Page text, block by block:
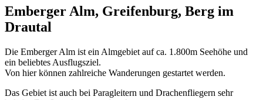
Emberger Alm, Greifenburg, Berg im
Drautal
Die Emberger Alm ist ein Almgebiet auf ca. 1.800m Seehöhe und
ein beliebtes Ausflugsziel.
Von hier können zahlreiche Wanderungen gestartet werden.
Das Gebiet ist auch bei Paragleitern und Drachenfliegern sehr